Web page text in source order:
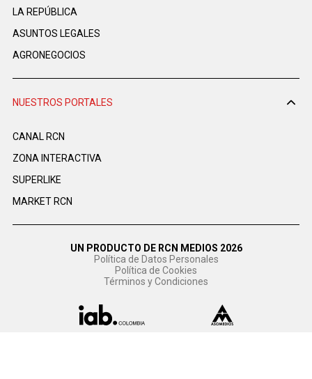
LA REPÚBLICA
ASUNTOS LEGALES
AGRONEGOCIOS
NUESTROS PORTALES
CANAL RCN
ZONA INTERACTIVA
SUPERLIKE
MARKET RCN
UN PRODUCTO DE RCN MEDIOS 2026
Política de Datos Personales
Política de Cookies
Términos y Condiciones